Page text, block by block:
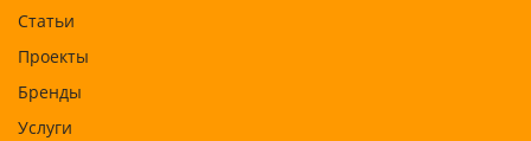
Статьи
Проекты
Бренды
Услуги